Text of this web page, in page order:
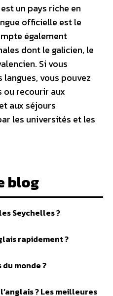
un pays riche en
officielle est le
également
dont le galicien, le
Si vous
vous pouvez
ou recourir aux
aux séjours
les universités et les
blog
Seychelles ?
rapidement ?
monde ?
? Les meilleures